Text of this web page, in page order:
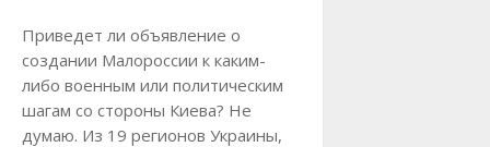
Приведет ли объявление о
создании Малороссии к каким-
либо военным или политическим
шагам со стороны Киева? Не
думаю. Из 19 регионов Украины,